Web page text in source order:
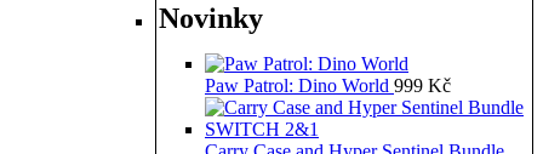
Novinky
Paw Patrol: Dino World 999 Kč